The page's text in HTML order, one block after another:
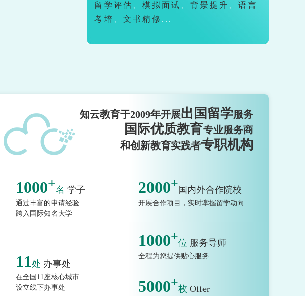
留学评估
模拟面试 背景提升
语言
考培
文书精修 ...
知云教育于2009年开展出国留学服务
国际优质教育专业服务商
和创新教育实践者专职机构
1000+名 学子
通过丰富的申请经验
跨入国际知名大学
2000+ 国内外合作院校
开展合作项目，实时掌握留学动向
1000+位 服务导师
全程为您提供贴心服务
11处 办事处
在全国11座核心城市
设立线下办事处
5000+枚 Offer